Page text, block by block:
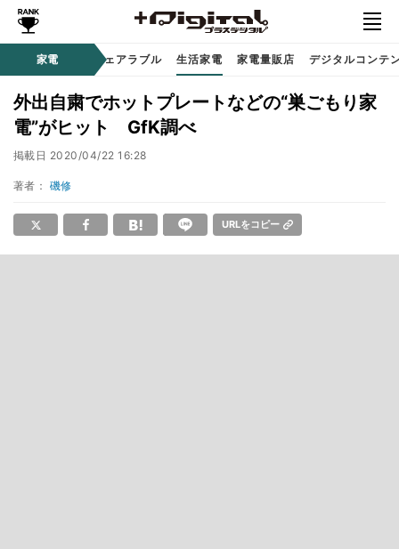
家電
ディオ 時計 / ウェアラブル 生活家電 家電量販店 デジタルコンテ
外出自粛でホットプレートなどの“巣ごもり家
電”がヒット GfK調べ
掲載日 2020/04/22 16:28
著者： 磯修
URLをコピー